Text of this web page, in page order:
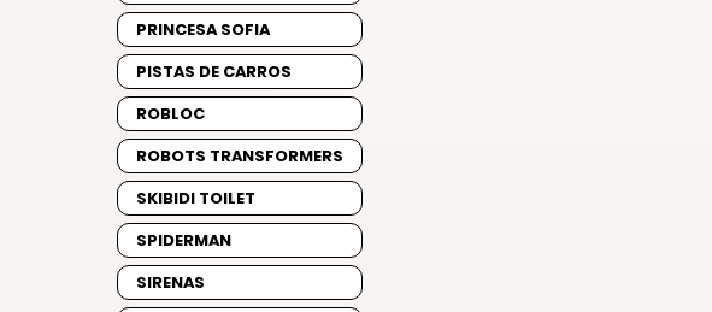
PRINCESA SOFIA
PISTAS DE CARROS
ROBLOC
ROBOTS TRANSFORMERS
SKIBIDI TOILET
SPIDERMAN
SIRENAS